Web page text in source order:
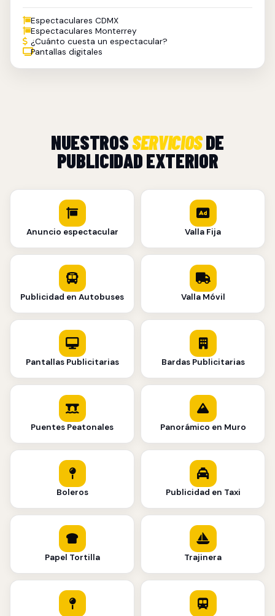
Espectaculares CDMX
Espectaculares Monterrey
¿Cuánto cuesta un espectacular?
Pantallas digitales
NUESTROSSERVICIOSDE
PUBLICIDAD EXTERIOR
Anuncio espectacular Valla Fija
Publicidad en Autobuses Valla Móvil
Pantallas Publicitarias Bardas Publicitarias
Puentes Peatonales Panorámico en Muro
Boleros Publicidad en Taxi
Papel Tortilla Trajinera